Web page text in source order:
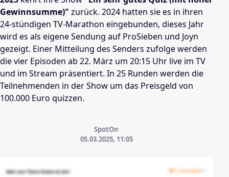
Gewinnsumme)" zurück. 2024 hatten sie es in ihren
24-stündigen TV-Marathon eingebunden, dieses Jahr
wird es als eigene Sendung auf ProSieben und Joyn
gezeigt. Einer Mitteilung des Senders zufolge werden
die vier Episoden ab 22. März um 20:15 Uhr live im TV
und im Stream präsentiert. In 25 Runden werden die
Teilnehmenden in der Show um das Preisgeld von
100.000 Euro quizzen.
SpotOn
05.03.2025, 11:05